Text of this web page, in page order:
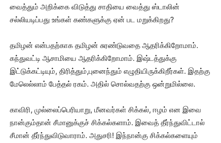
வைத்தும் அறிக்கை விடுத்து சாதியை வைத்து ஸ்டாலின்
சல்லியடிப்பது உங்கள் கண்களுக்கு ஏன் பட மறுக்கிறது?
தமிழன் என்பதற்காக தமிழன் சுரண்டுவதை ஆதரிக்கிறோமாம்.
கந்துவட்டி ஆசாமியை ஆதரிக்கிறோமாம். இஷ்டத்துக்கு
இட்டுக்கட்டியும், திரித்தும்,புனைந்தும் எழுதியிருக்கிறீர்கள். இதற்கு
மேலெல்லாம் பேத்தல் ரகம். அதில் சொல்வதற்கு ஒன்றுமில்லை.
காவிரி, முல்லைப்பெரியாறு, மீனவர்கள் சிக்கல், ஈழம் என இவை
நான்கும்தான் சீமானுக்குச் சிக்கல்களாம். இவைத் தீர்ந்துவிட்டால்
சீமான் தீர்ந்துவிடுவாராம். அதுசரி! இந்நான்கு சிக்கல்களையும்